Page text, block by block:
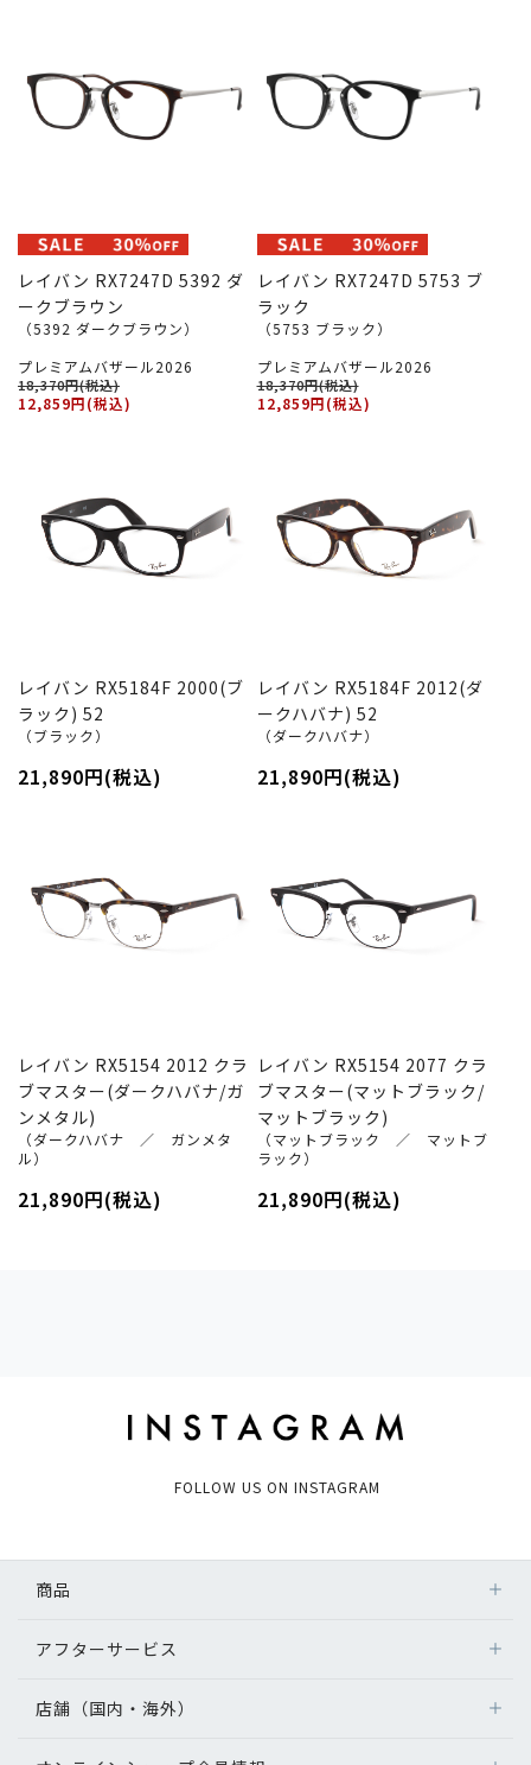
レイバン RX7247D 5392 ダ
ークブラウン
（5392 ダークブラウン）
プレミアムバザール2026
18,370円(税込)
12,859円(税込)
レイバン RX7247D 5753 ブ
ラック
（5753 ブラック）
プレミアムバザール2026
18,370円(税込)
12,859円(税込)
レイバン RX5184F 2000(ブ
ラック) 52
（ブラック）
21,890円(税込)
レイバン RX5184F 2012(ダ
ークハバナ) 52
（ダークハバナ）
21,890円(税込)
レイバン RX5154 2012 クラ
ブマスター(ダークハバナ/ガ
ンメタル)
（ダークハバナ ／ ガンメタ
ル）
21,890円(税込)
レイバン RX5154 2077 クラ
ブマスター(マットブラック/
マットブラック)
（マットブラック ／ マットブ
ラック）
21,890円(税込)
FOLLOW US ON INSTAGRAM
商品
アフターサービス
店舗（国内・海外）